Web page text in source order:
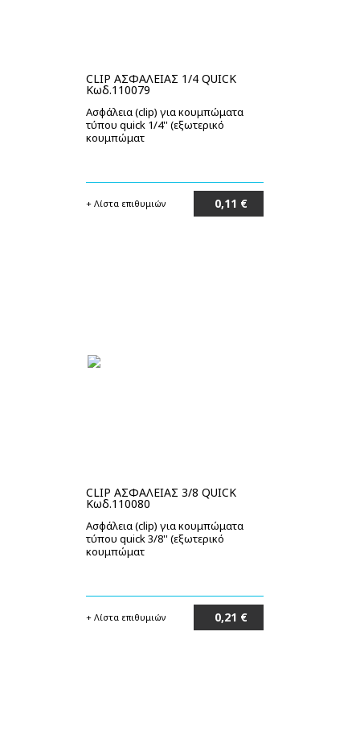
CLIP ΑΣΦΑΛΕΙΑΣ 1/4 QUICK
Κωδ.110079
Ασφάλεια (clip) για κουμπώματα
τύπου quick 1/4'' (εξωτερικό
κουμπώματ
+ Λίστα επιθυμιών 0,11 €
CLIP ΑΣΦΑΛΕΙΑΣ 3/8 QUICK
Κωδ.110080
Ασφάλεια (clip) για κουμπώματα
τύπου quick 3/8'' (εξωτερικό
κουμπώματ
+ Λίστα επιθυμιών 0,21 €